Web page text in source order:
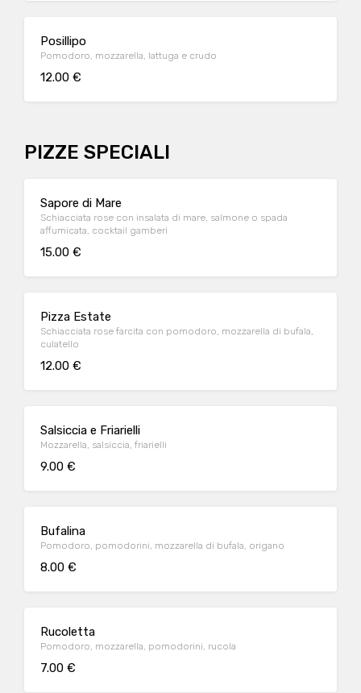
Posillipo
Pomodoro, mozzarella, lattuga e crudo
12.00 €
PIZZE SPECIALI
Sapore di Mare
Schiacciata rose con insalata di mare, salmone o spada
affumicata, cocktail gamberi
15.00 €
Pizza Estate
Schiacciata rose farcita con pomodoro, mozzarella di bufala,
culatello
12.00 €
Salsiccia e Friarielli
Mozzarella, salsiccia, friarielli
9.00 €
Bufalina
Pomodoro, pomodorini, mozzarella di bufala, origano
8.00 €
Rucoletta
Pomodoro, mozzarella, pomodorini, rucola
7.00 €